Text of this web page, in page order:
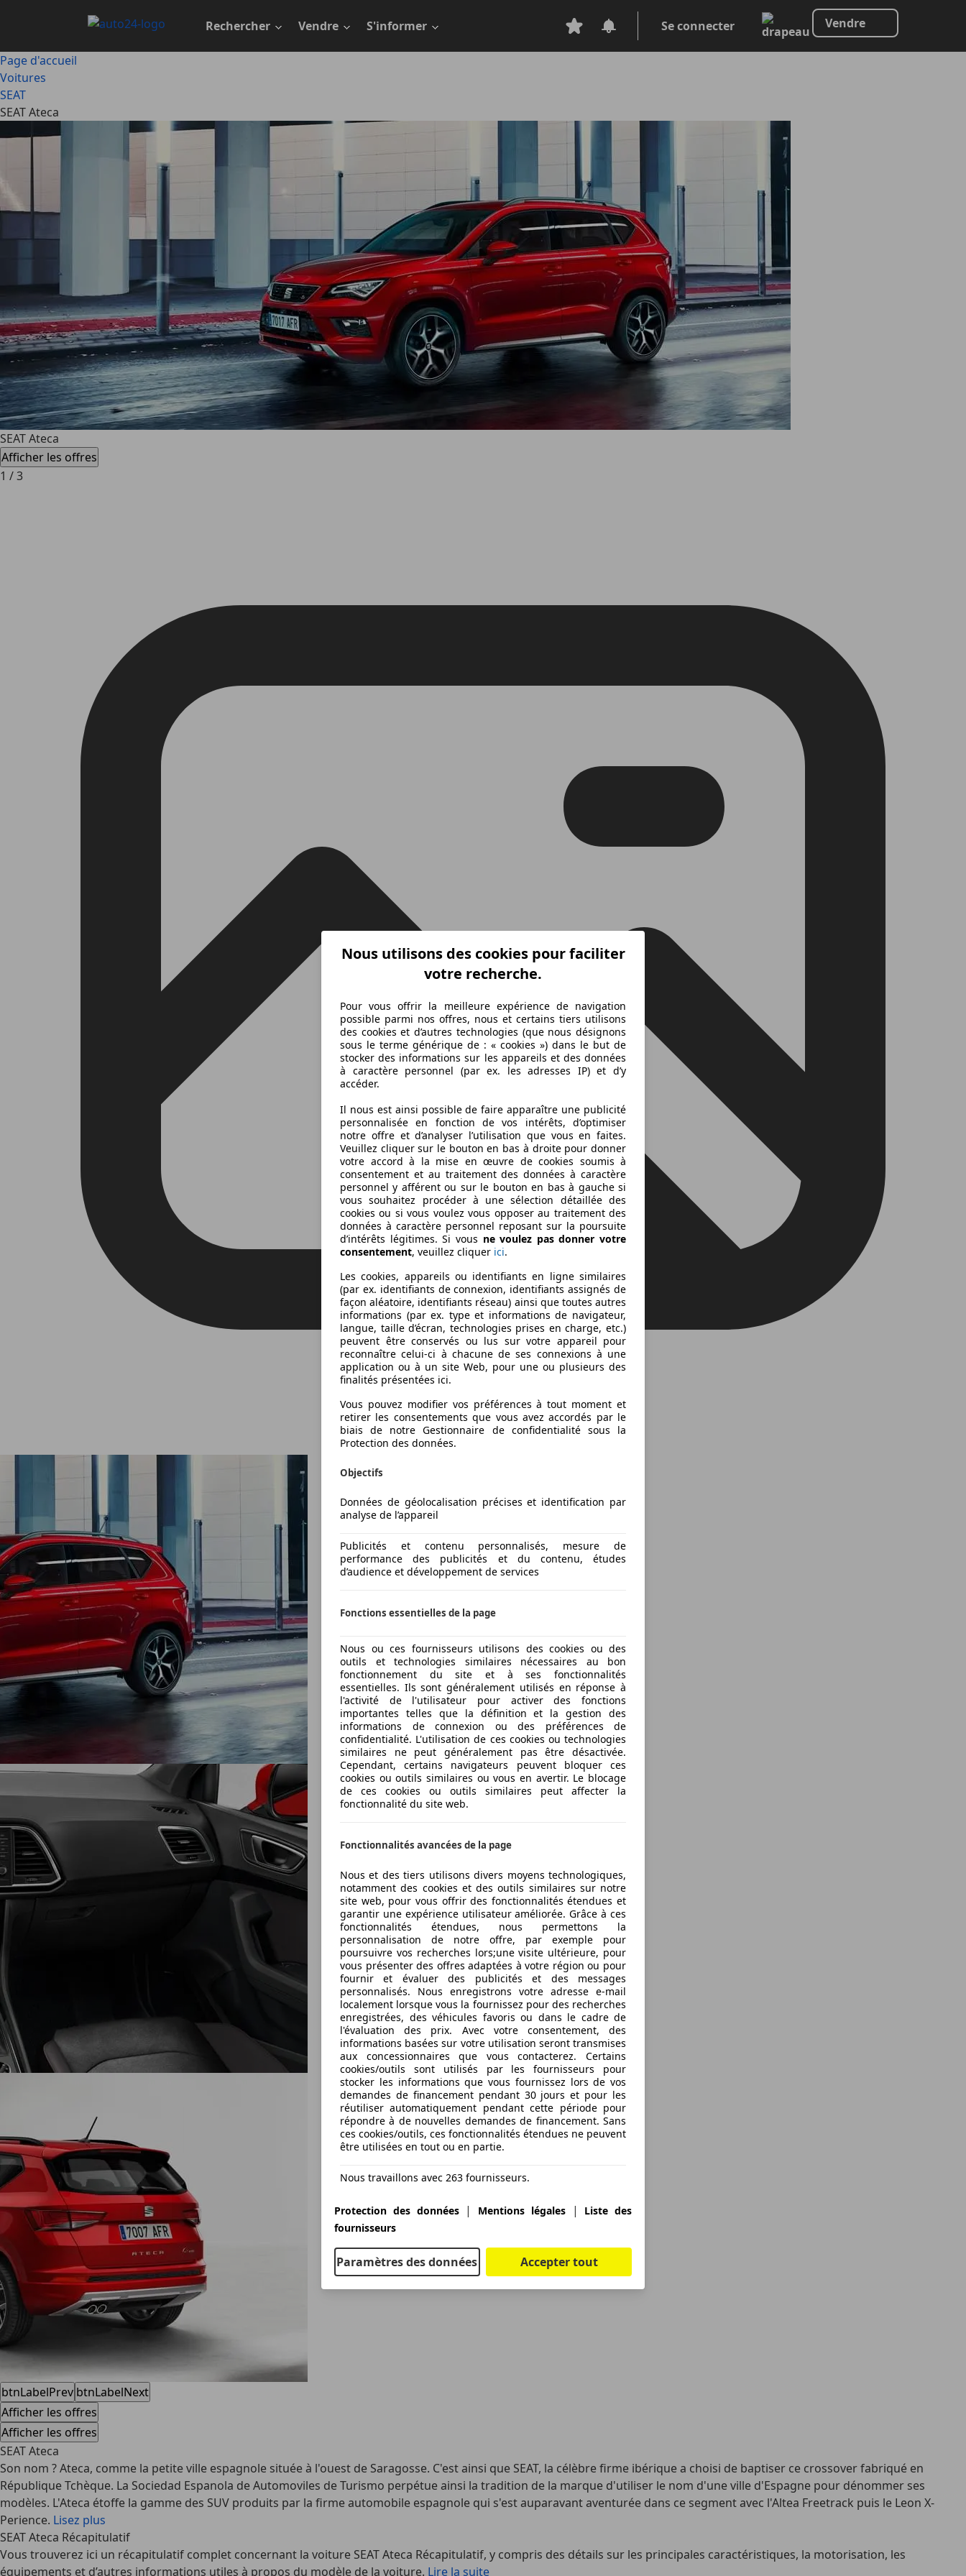
principal
Rechercher Vendre S'informer Se connecter Vendre
Page d'accueil
Voitures
SEAT
SEAT Ateca
SEAT Ateca
Afficher les offres
1 /3
btnLabelPrev btnLabelNext
Afficher les offres
Afficher les offres
SEAT Ateca
Son nom ? Ateca, comme la petite ville espagnole située à l'ouest de Saragosse. C'est ainsi que SEAT, la célèbre firme ibérique a choisi de baptiser ce crossover fabriqué en
République Tchèque. La Sociedad Espanola de Automoviles de Turismo perpétue ainsi la tradition de la marque d'utiliser le nom d'une ville d'Espagne pour dénommer ses
modèles. L'Ateca étoffe la gamme des SUV produits par la firme automobile espagnole qui s'est auparavant aventurée dans ce segment avec l'Altea Freetrack puis le Leon X-
Perience. Lisez plus
SEAT Ateca Récapitulatif
Vous trouverez ici un récapitulatif complet concernant la voiture SEAT Ateca Récapitulatif, y compris des détails sur les principales caractéristiques, la motorisation, les
équipements et d’autres informations utiles à propos du modèle de la voiture. Lire la suite
Nous utilisons des cookies pour faciliter
votre recherche.
Pour vous offrir la meilleure expérience de navigation
possible parmi nos offres, nous et certains tiers utilisons
des cookies et d’autres technologies (que nous désignons
sous le terme générique de : « cookies ») dans le but de
stocker des informations sur les appareils et des données
à caractère personnel (par ex. les adresses IP) et d’y
accéder.
Il nous est ainsi possible de faire apparaître une publicité
personnalisée en fonction de vos intérêts, d’optimiser
notre offre et d’analyser l’utilisation que vous en faites.
Veuillez cliquer sur le bouton en bas à droite pour donner
votre accord à la mise en œuvre de cookies soumis à
consentement et au traitement des données à caractère
personnel y afférent ou sur le bouton en bas à gauche si
vous souhaitez procéder à une sélection détaillée des
cookies ou si vous voulez vous opposer au traitement des
données à caractère personnel reposant sur la poursuite
d’intérêts légitimes. Si vous ne voulez pas donner votre
consentement, veuillez cliquer ici.
Les cookies, appareils ou identifiants en ligne similaires
(par ex. identifiants de connexion, identifiants assignés de
façon aléatoire, identifiants réseau) ainsi que toutes autres
informations (par ex. type et informations de navigateur,
langue, taille d’écran, technologies prises en charge, etc.)
peuvent être conservés ou lus sur votre appareil pour
reconnaître celui-ci à chacune de ses connexions à une
application ou à un site Web, pour une ou plusieurs des
finalités présentées ici.
Vous pouvez modifier vos préférences à tout moment et
retirer les consentements que vous avez accordés par le
biais de notre Gestionnaire de confidentialité sous la
Protection des données.
Objectifs
Données de géolocalisation précises et identification par
analyse de l’appareil
Publicités et contenu personnalisés, mesure de
performance des publicités et du contenu, études
d’audience et développement de services
Fonctions essentielles de la page
Nous ou ces fournisseurs utilisons des cookies ou des
outils et technologies similaires nécessaires au bon
fonctionnement du site et à ses fonctionnalités
essentielles. Ils sont généralement utilisés en réponse à
l'activité de l'utilisateur pour activer des fonctions
importantes telles que la définition et la gestion des
informations de connexion ou des préférences de
confidentialité. L'utilisation de ces cookies ou technologies
similaires ne peut généralement pas être désactivée.
Cependant, certains navigateurs peuvent bloquer ces
cookies ou outils similaires ou vous en avertir. Le blocage
de ces cookies ou outils similaires peut affecter la
fonctionnalité du site web.
Fonctionnalités avancées de la page
Nous et des tiers utilisons divers moyens technologiques,
notamment des cookies et des outils similaires sur notre
site web, pour vous offrir des fonctionnalités étendues et
garantir une expérience utilisateur améliorée. Grâce à ces
fonctionnalités étendues, nous permettons la
personnalisation de notre offre, par exemple pour
poursuivre vos recherches lors;une visite ultérieure, pour
vous présenter des offres adaptées à votre région ou pour
fournir et évaluer des publicités et des messages
personnalisés. Nous enregistrons votre adresse e-mail
localement lorsque vous la fournissez pour des recherches
enregistrées, des véhicules favoris ou dans le cadre de
l'évaluation des prix. Avec votre consentement, des
informations basées sur votre utilisation seront transmises
aux concessionnaires que vous contacterez. Certains
cookies/outils sont utilisés par les fournisseurs pour
stocker les informations que vous fournissez lors de vos
demandes de financement pendant 30 jours et pour les
réutiliser automatiquement pendant cette période pour
répondre à de nouvelles demandes de financement. Sans
ces cookies/outils, ces fonctionnalités étendues ne peuvent
être utilisées en tout ou en partie.
Nous travaillons avec 263 fournisseurs.
Protection des données| Mentions légales|
Liste des
fournisseurs
Paramètres des données Accepter tout